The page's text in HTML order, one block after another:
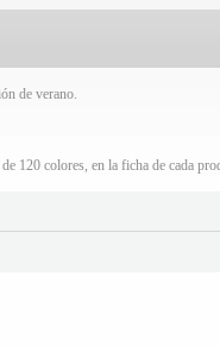
de verano.
120 colores, en la ficha de cada